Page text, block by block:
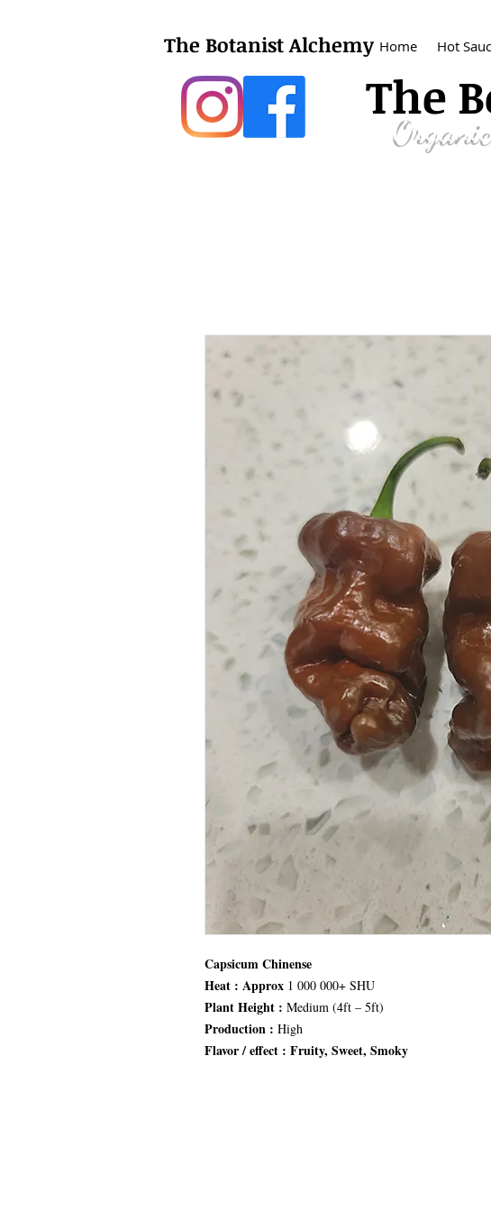
The Botanist Alchemy Home Hot
The
Organic
Capsicum Chinense
Heat : Approx 1 000 000+ SHU
Plant Height : Medium (4ft – 5ft)
Production : High
Flavor / effect : Fruity, Sweet, Smoky